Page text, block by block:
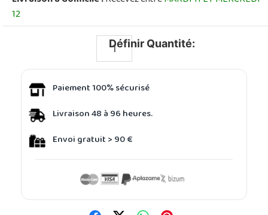
12
Définir Quantité:
Paiement 100% sécurisé
Livraison 48 à 96 heures.
Envoi gratuit > 90 €